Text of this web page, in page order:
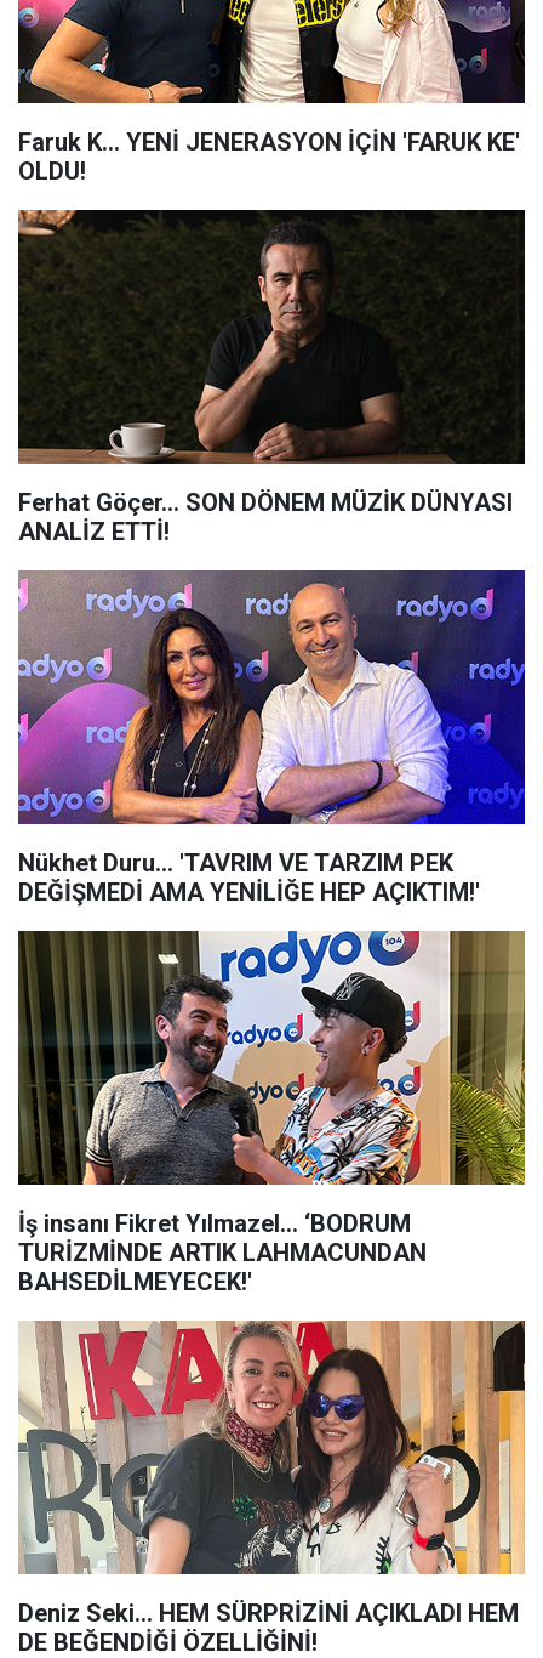
Faruk K... YENİ JENERASYON İÇİN 'FARUK KE'
OLDU!
Ferhat Göçer... SON DÖNEM MÜZİK DÜNYASI
ANALİZ ETTİ!
Nükhet Duru... 'TAVRIM VE TARZIM PEK
DEĞİŞMEDİ AMA YENİLİĞE HEP AÇIKTIM!'
İş insanı Fikret Yılmazel... ‘BODRUM
TURİZMİNDE ARTIK LAHMACUNDAN
BAHSEDİLMEYECEK!'
Deniz Seki… HEM SÜRPRİZİNİ AÇIKLADI HEM
DE BEĞENDİĞİ ÖZELLİĞİNİ!